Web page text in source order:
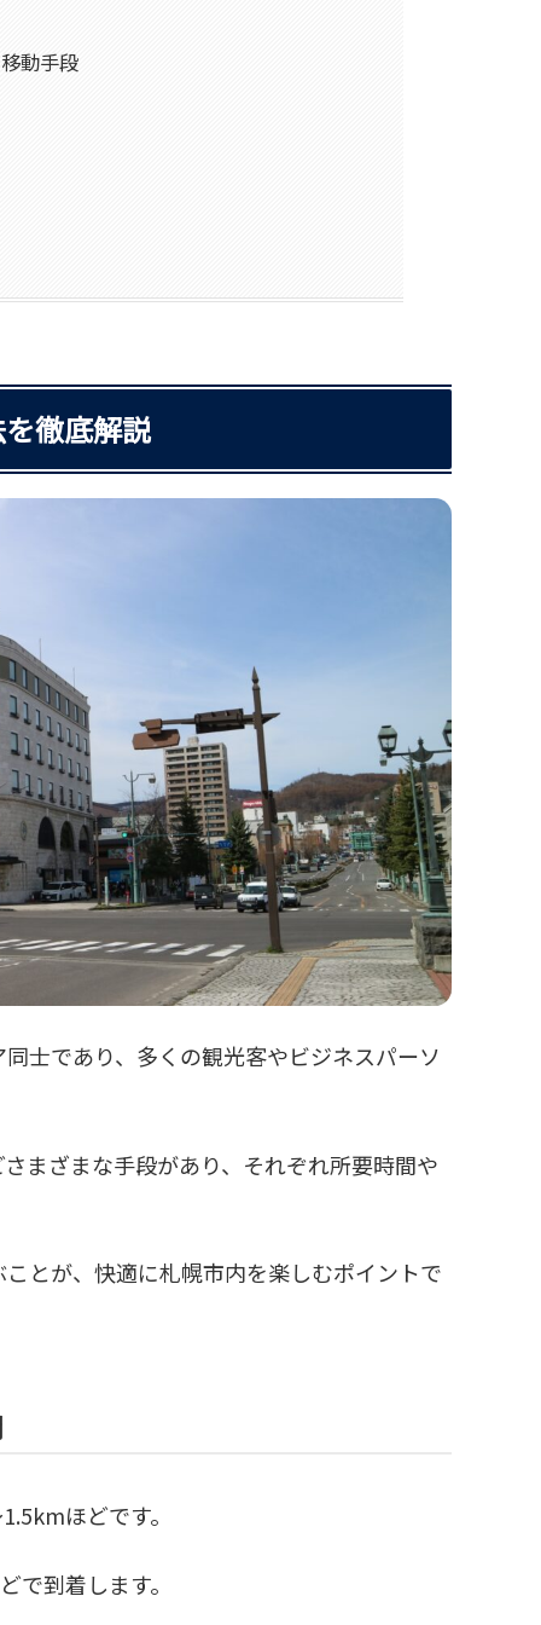
動手段
徹底解説
士であり、多くの観光客やビジネスパーソ
まざまな手段があり、それぞれ所要時間や
とが、快適に札幌市内を楽しむポイントで
ほどです。
で到着します。